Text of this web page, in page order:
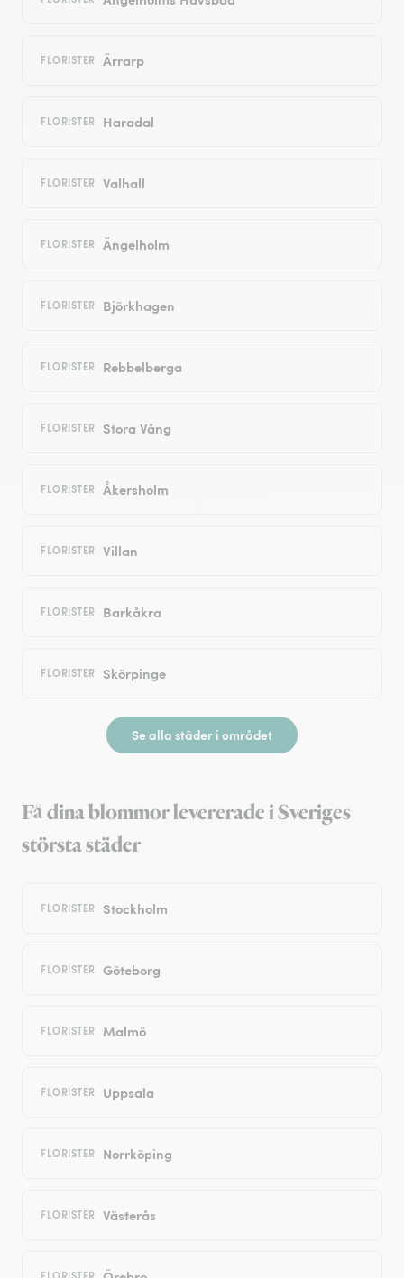
FLORISTER Ärrarp
FLORISTER Haradal
FLORISTER Valhall
FLORISTER Ängelholm
FLORISTER Björkhagen
FLORISTER Rebbelberga
FLORISTER Stora Vång
FLORISTER Åkersholm
FLORISTER Villan
FLORISTER Barkåkra
FLORISTER Skörpinge
Se alla städer i området
Få dina blommor levererade i Sveriges
största städer
FLORISTER Stockholm
FLORISTER Göteborg
FLORISTER Malmö
FLORISTER Uppsala
FLORISTER Norrköping
FLORISTER Västerås